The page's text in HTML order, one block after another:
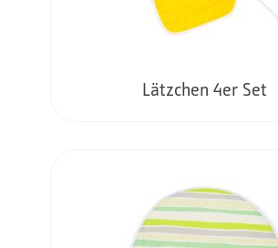
Lätzchen 4er Set